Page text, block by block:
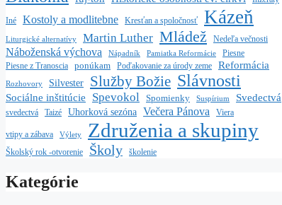
Iné Kostoly a modlitebne Kresťan a spoločnosť Kázeň
Liturgické alternatívy Martin Luther Mládež Nedeľa večnosti
Náboženská výchova Nápadník Pamiatka Reformácie
Piesne
Piesne z Tranoscia
ponúkam Poďakovanie za úrody zeme Reformácia
Rozhovory Silvester Služby Božie Slávnosti
Sociálne inštitúcie Spevokol Spomienky Suspírium Svedectvá
svedectvá Taizé Uhorková sezóna Večera Pánova Viera
vtipy a zábava Výlety Združenia a skupiny
Školský rok -otvorenie Školy školenie
Kategórie